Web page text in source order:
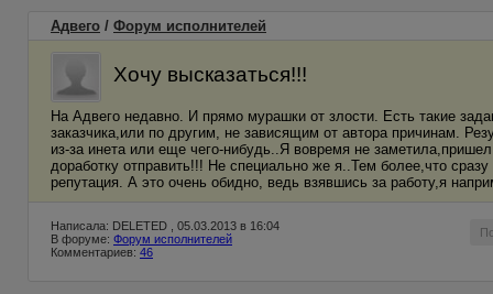
Адвего / Форум исполнителей
Хочу высказаться!!!
На Адвего недавно. И прямо мурашки от злости. Есть такие
заказчика,или по другим, не зависящим от автора причинам.
из-за инета или еще чего-нибудь..Я вовремя не
доработку отправить!!! Не специально же я..Тем более,что
репутация. А это очень обидно, ведь взявшись за работу,я
Написала: DELETED , 05.03.2013 в 16:04
В форуме: Форум исполнителей
Комментариев: 46